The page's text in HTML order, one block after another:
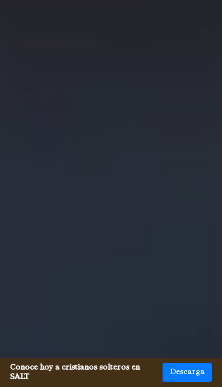
Conoce hoy a cristianos solteros en
SALT
Descarga